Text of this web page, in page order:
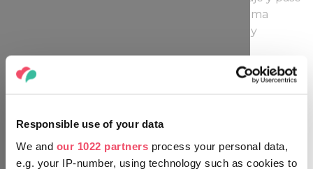
Responsible use of your data
We and our 1022 partners process your personal data,
e.g. your IP-number, using technology such as cookies to
Balneario Rupestre y de Experiencias Cascade
un rato en la cueva de sal. Refuerza el sistema
inmunitario, alivia los síntomas de la alergia y